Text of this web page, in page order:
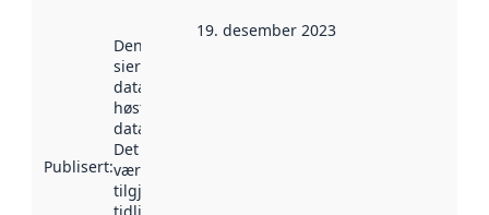
Publisert:
Denne datoen
sier når
datasettet ble
høstet av
data.norge.no.
Det kan ha
vært
tilgjengelig
19. desember 2023